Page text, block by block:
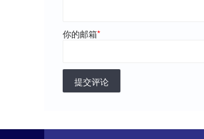
你的邮箱*
提交评论